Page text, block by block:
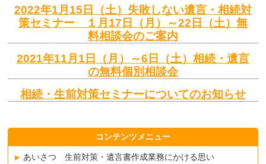
2022年1月15日（土）失敗しない遺言・相続対
策セミナー １月17日（月）～22日（土）無
料相談会のご案内
2021年11月1日（月）～6日（土）相続・遺言
の無料個別相談会
相続・生前対策セミナーについてのお知らせ
コンテンツメニュー
あいさつ 生前対策・遺言書作成業務にかける思い